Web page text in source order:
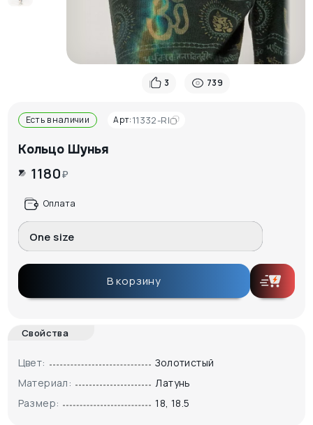
3 739
Есть в наличии Арт:11332-RI
Кольцо Шунья
1180₽
Оплата
One size
В корзину
Свойства
Цвет:
Золотистый
Материал:
Латунь
Размер:
18, 18.5